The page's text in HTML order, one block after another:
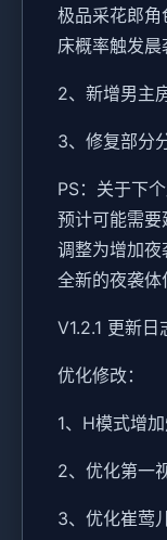
极品采花郎
床概率触发
2、新增男主
3、修复部分
PS：关于下
预计可能需
调整为增加夜
全新的夜袭体
V1.2.1 更新
优化修改：
1、H模式增
2、优化第一
3、优化崔莺